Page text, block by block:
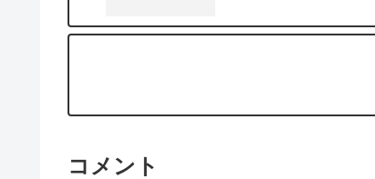
コメント